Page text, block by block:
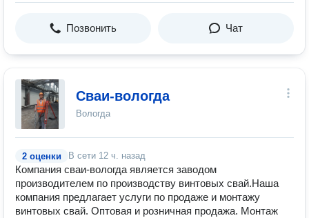
Позвонить Чат
Сваи-вологда
Вологда
2 оценки В сети 12 ч. назад
Компания сваи-вологда является заводом
производителем по производству винтовых свай.Наша
компания предлагает услуги по продаже и монтажу
винтовых свай. Оптовая и розничная продажа. Монтаж